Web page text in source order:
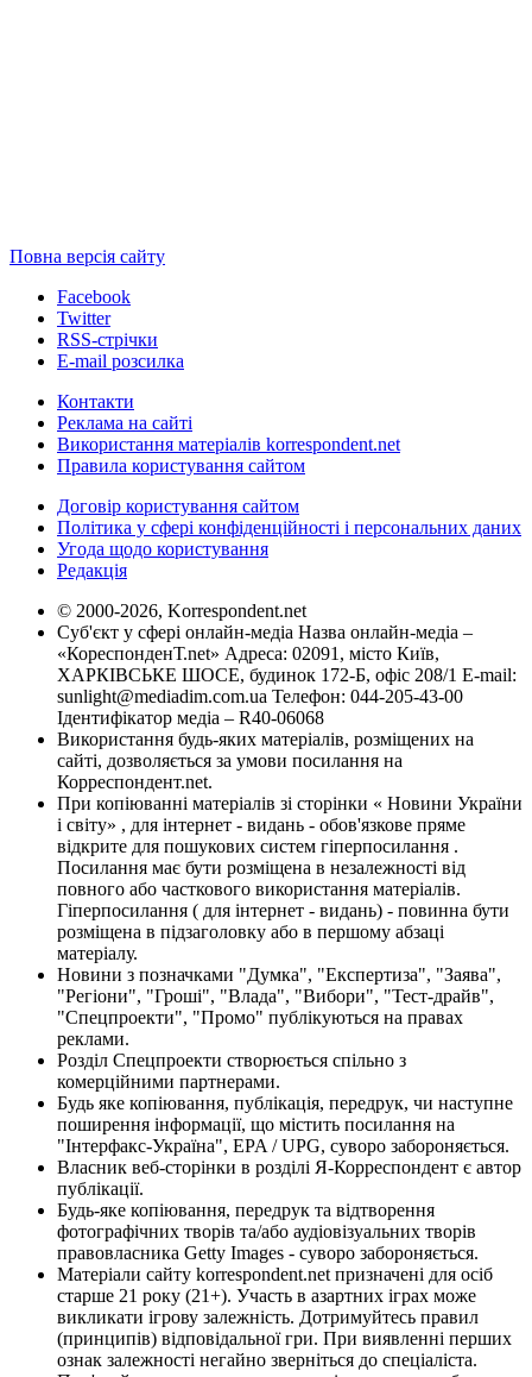
Повна версія сайту
Facebook
Twitter
RSS-стрічки
E-mail розсилка
Контакти
Реклама на сайті
Використання матеріалів korrespondent.net
Правила користування сайтом
Договір користування сайтом
Політика у сфері конфіденційності і персональних даних
Угода щодо користування
Редакція
© 2000-2026, Korrespondent.net
Суб'єкт у сфері онлайн-медіа Назва онлайн-медіа –
«КореспонденТ.net» Адреса: 02091, місто Київ,
ХАРКІВСЬКЕ ШОСЕ, будинок 172-Б, офіс 208/1 E-mail:
sunlight@mediadim.com.ua Телефон: 044-205-43-00
Ідентифікатор медіа – R40-06068
Використання будь-яких матеріалів, розміщених на
сайті, дозволяється за умови посилання на
Корреспондент.net.
При копіюванні матеріалів зі сторінки « Новини України
і світу» , для інтернет - видань - обов'язкове пряме
відкрите для пошукових систем гіперпосилання .
Посилання має бути розміщена в незалежності від
повного або часткового використання матеріалів.
Гіперпосилання ( для інтернет - видань) - повинна бути
розміщена в підзаголовку або в першому абзаці
матеріалу.
Новини з позначками "Думка", "Експертиза", "Заява",
"Регіони", "Гроші", "Влада", "Вибори", "Тест-драйв",
"Спецпроекти", "Промо" публікуються на правах
реклами.
Розділ Спецпроекти створюється спільно з
комерційними партнерами.
Будь яке копіювання, публікація, передрук, чи наступне
поширення інформації, що містить посилання на
"Інтерфакс-Україна", EPA / UPG, суворо забороняється.
Власник веб-сторінки в розділі Я-Корреспондент є автор
публікації.
Будь-яке копіювання, передрук та відтворення
фотографічних творів та/або аудіовізуальних творів
правовласника Getty Images - суворо забороняється.
Матеріали сайту korrespondent.net призначені для осіб
старше 21 року (21+). Участь в азартних іграх може
викликати ігрову залежність. Дотримуйтесь правил
(принципів) відповідальної гри. При виявленні перших
ознак залежності негайно зверніться до спеціаліста.